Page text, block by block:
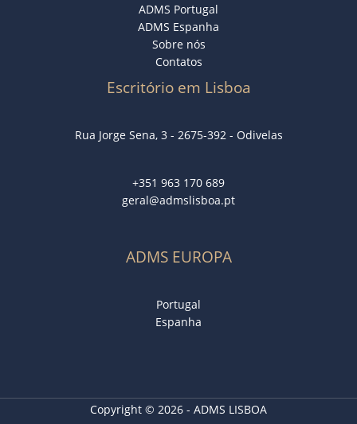
ADMS Portugal
ADMS Espanha
Sobre nós
Contatos
Escritório em Lisboa
Rua Jorge Sena, 3 - 2675-392 - Odivelas
+351 963 170 689
geral@admslisboa.pt
ADMS EUROPA
Portugal
Espanha
Copyright © 2026 - ADMS LISBOA